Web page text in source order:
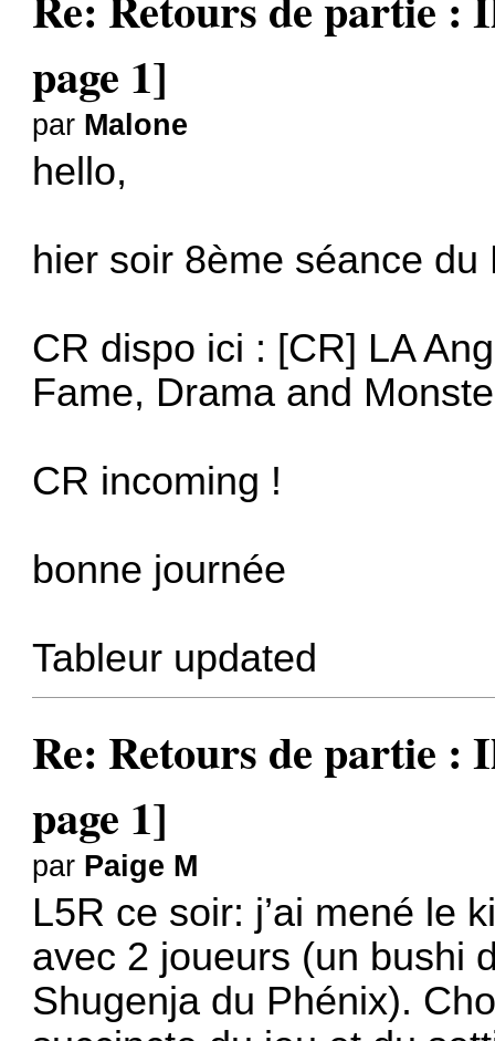
page 1]
par Malone
hello,
hier soir 8ème séance du
CR dispo ici : [CR] LA
Fame, Drama and
CR incoming !
bonne journée
Tableur updated
Re: Retours de partie :
page 1]
par Paige M
L5R ce soir: j’ai mené le
avec 2 joueurs (un bushi
Shugenja du Phénix).